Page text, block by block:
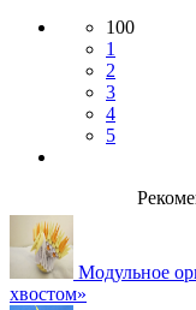
100
1
2
3
4
5
Модульное
хвостом»